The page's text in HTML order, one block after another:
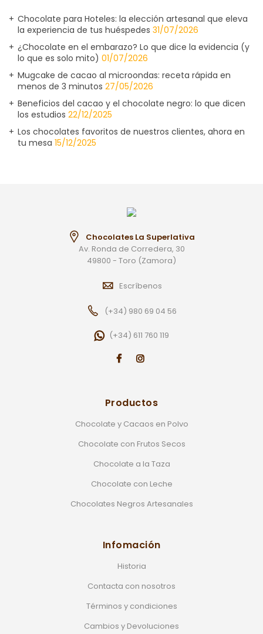
Chocolate para Hoteles: la elección artesanal que eleva
la experiencia de tus huéspedes 31/07/2026
¿Chocolate en el embarazo? Lo que dice la evidencia (y
lo que es solo mito) 01/07/2026
Mugcake de cacao al microondas: receta rápida en
menos de 3 minutos 27/05/2026
Beneficios del cacao y el chocolate negro: lo que dicen
los estudios 22/12/2025
Los chocolates favoritos de nuestros clientes, ahora en
tu mesa 15/12/2025
Chocolates La Superlativa
Av. Ronda de Corredera, 30
49800 - Toro (Zamora)
Escríbenos
(+34) 980 69 04 56
(+34) 611 760 119
Productos
Chocolate y Cacaos en Polvo
Chocolate con Frutos Secos
Chocolate a la Taza
Chocolate con Leche
Chocolates Negros Artesanales
Infomación
Historia
Contacta con nosotros
Términos y condiciones
Cambios y Devoluciones